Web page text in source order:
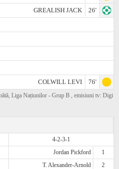
GREALISH JACK
26'
COLWILL LEVI
76'
Liga Națiunilor - Grup B , emisiuni tv: Digi
4-2-3-1
Jordan Pickford
1
T. Alexander-Arnold
2